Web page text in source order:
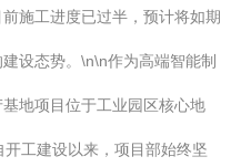
施工进度已过半，预计将如期
设态势。\n\n作为高端智能制
地项目位于工业园区核心地
工建设以来，项目部始终坚